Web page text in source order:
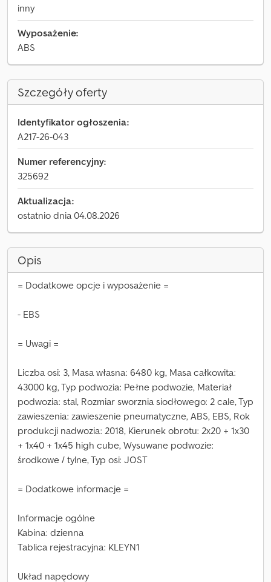
inny
Wyposażenie:
ABS
Szczegóły oferty
Identyfikator ogłoszenia:
A217-26-043
Numer referencyjny:
325692
Aktualizacja:
ostatnio dnia 04.08.2026
Opis
= Dodatkowe opcje i wyposażenie =
- EBS
= Uwagi =
Liczba osi: 3, Masa własna: 6480 kg, Masa całkowita:
43000 kg, Typ podwozia: Pełne podwozie, Materiał
podwozia: stal, Rozmiar sworznia siodłowego: 2 cale, Typ
zawieszenia: zawieszenie pneumatyczne, ABS, EBS, Rok
produkcji nadwozia: 2018, Kierunek obrotu: 2x20 + 1x30
+ 1x40 + 1x45 high cube, Wysuwane podwozie:
środkowe / tylne, Typ osi: JOST
= Dodatkowe informacje =
Informacje ogólne
Kabina: dzienna
Tablica rejestracyjna: KLEYN1
Układ napędowy